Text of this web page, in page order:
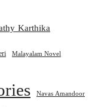
Karthika
Malayalam Novel
Navas Amandoor